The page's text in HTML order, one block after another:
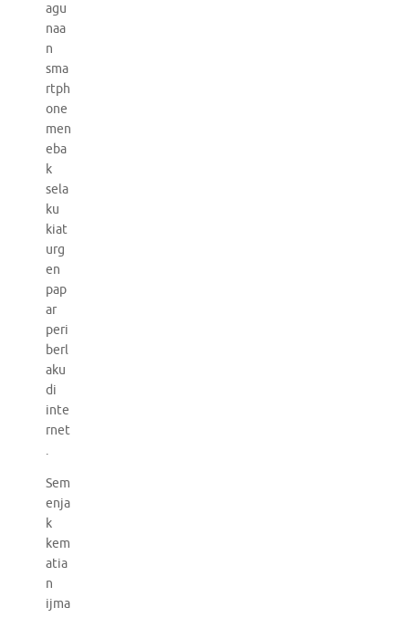
agu
naa
n
sma
rtph
one
men
eba
k
sela
ku
kiat
urg
en
pap
ar
peri
berl
aku
di
inte
rnet
.
Sem
enja
k
kem
atia
n
ijma